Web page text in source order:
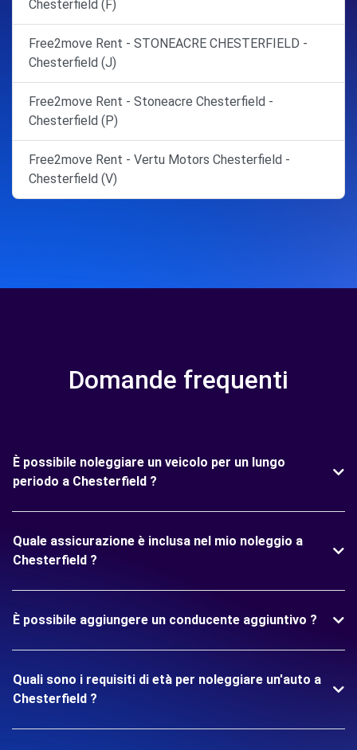
Chesterfield (F)
Free2move Rent - STONEACRE CHESTERFIELD -
Chesterfield (J)
Free2move Rent - Stoneacre Chesterfield -
Chesterfield (P)
Free2move Rent - Vertu Motors Chesterfield -
Chesterfield (V)
Domande frequenti
È possibile noleggiare un veicolo per un lungo
periodo a Chesterfield ?
Quale assicurazione è inclusa nel mio noleggio a
Chesterfield ?
È possibile aggiungere un conducente aggiuntivo ?
Quali sono i requisiti di età per noleggiare un'auto a
Chesterfield ?